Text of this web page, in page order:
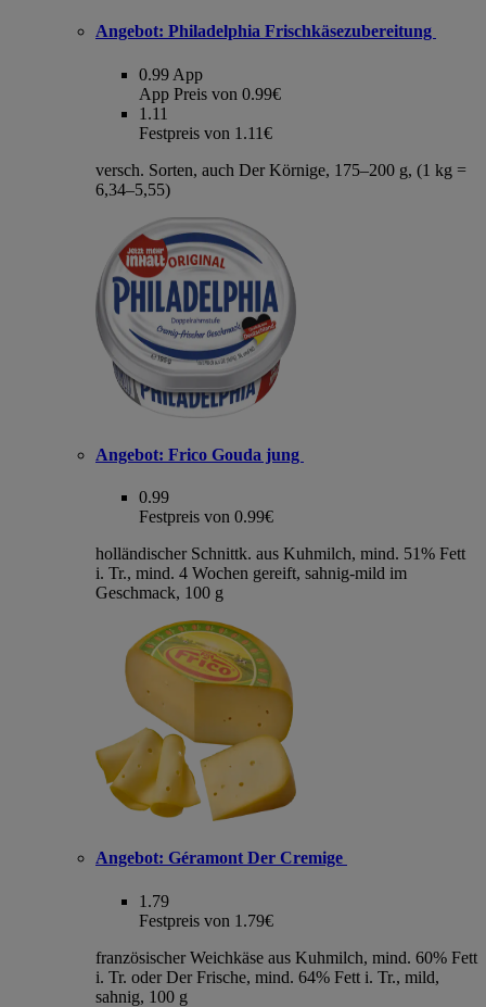
Angebot: Philadelphia Frischkäsezubereitung
0.99 App
App Preis von 0.99€
1.11
Festpreis von 1.11€
versch. Sorten, auch Der Körnige, 175–200 g, (1 kg =
6,34–5,55)
Angebot: Frico Gouda jung
0.99
Festpreis von 0.99€
holländischer Schnittk. aus Kuhmilch, mind. 51% Fett
i. Tr., mind. 4 Wochen gereift, sahnig-mild im
Geschmack, 100 g
Angebot: Géramont Der Cremige
1.79
Festpreis von 1.79€
französischer Weichkäse aus Kuhmilch, mind. 60% Fett
i. Tr. oder Der Frische, mind. 64% Fett i. Tr., mild,
sahnig, 100 g